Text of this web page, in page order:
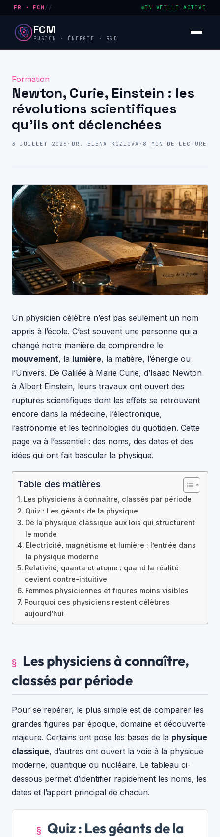
FR · FCM // EN VEILLE ACTIVE
FCM
FUSION · ÉNERGIE · R&D
Formation
Newton, Curie, Einstein : les
révolutions scientifiques
qu’ils ont déclenchées
3 JUILLET 2026 · DR. ELENA KOZLOVA · 8 MIN DE LECTURE
Un physicien célèbre n’est pas seulement un nom
appris à l’école. C’est souvent une personne qui a
changé notre manière de comprendre le
mouvement, la lumière, la matière, l’énergie ou
l’Univers. De Galilée à Marie Curie, d’Isaac Newton
à Albert Einstein, leurs travaux ont ouvert des
ruptures scientifiques dont les effets se retrouvent
encore dans la médecine, l’électronique,
l’astronomie et les technologies du quotidien. Cette
page va à l’essentiel : des noms, des dates et des
idées qui ont fait basculer la physique.
Table des matières
Les physiciens à connaître, classés par période
Quiz : Les géants de la physique
De la physique classique aux lois qui structurent
le monde
Électricité, magnétisme et lumière : l’entrée dans
la physique moderne
Relativité, quanta et atome : quand la réalité
devient contre-intuitive
Femmes physiciennes et figures moins visibles
Pourquoi ces physiciens restent célèbres
aujourd’hui
Les physiciens à connaître,
classés par période
Pour se repérer, le plus simple est de comparer les
grandes figures par époque, domaine et découverte
majeure. Certains ont posé les bases de la physique
classique, d’autres ont ouvert la voie à la physique
moderne, quantique ou nucléaire. Le tableau ci-
dessous permet d’identifier rapidement les noms, les
dates et l’apport principal de chacun.
Quiz : Les géants de la